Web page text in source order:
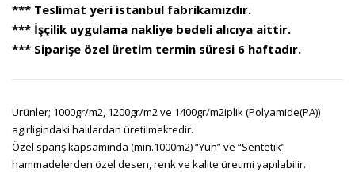
*** Teslimat yeri istanbul fabrikamızdır.
*** İşçilik uygulama nakliye bedeli alıcıya aittir.
*** Siparişe özel üretim termin süresi 6 haftadır.
Ürünler; 1000gr/m2, 1200gr/m2 ve 1400gr/m2iplik (Polyamide(PA))
agirligindaki halılardan üretilmektedir.
Özel spariş kapsamında (min.1000m2) “Yün” ve “Sentetik”
hammadelerden özel desen, renk ve kalite üretimi yapılabilir.